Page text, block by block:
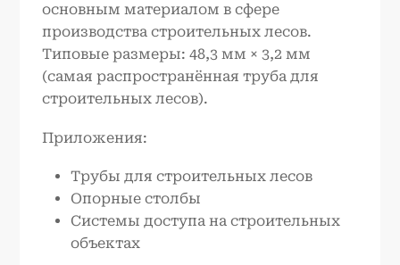
основным материалом в сфере
производства строительных лесов.
Типовые размеры: 48,3 мм × 3,2 мм
(самая распространённая труба для
строительных лесов).
Приложения:
Трубы для строительных лесов
Опорные столбы
Системы доступа на строительных
объектах